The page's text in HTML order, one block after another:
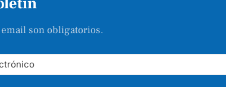
son obligatorios.